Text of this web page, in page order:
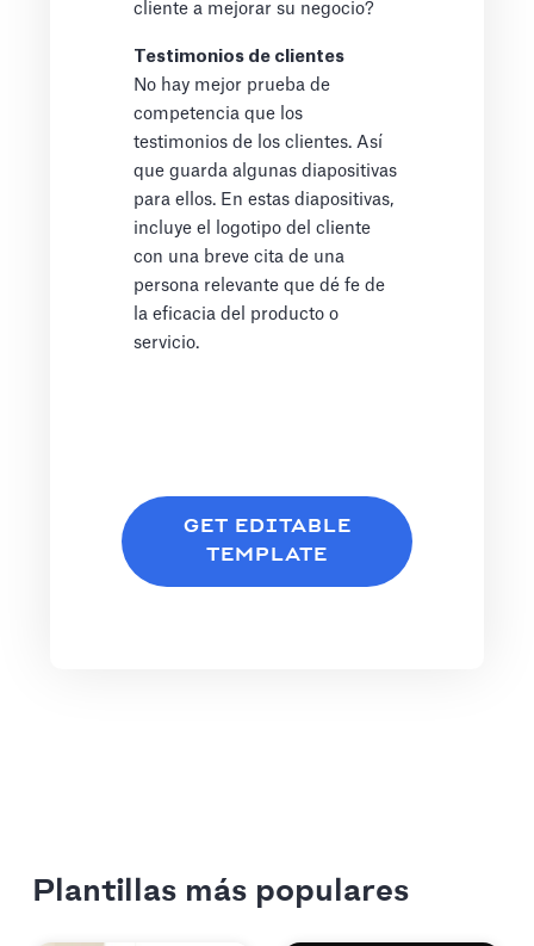
cliente a mejorar su negocio?
Testimonios de clientes
No hay mejor prueba de
competencia que los
testimonios de los clientes. Así
que guarda algunas diapositivas
para ellos. En estas diapositivas,
incluye el logotipo del cliente
con una breve cita de una
persona relevante que dé fe de
la eficacia del producto o
servicio.
GET EDITABLE
TEMPLATE
Plantillas más populares